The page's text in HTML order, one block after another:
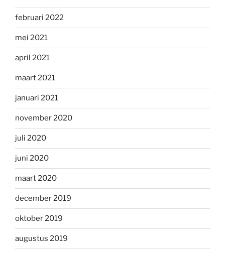
februari 2022
mei 2021
april 2021
maart 2021
januari 2021
november 2020
juli 2020
juni 2020
maart 2020
december 2019
oktober 2019
augustus 2019